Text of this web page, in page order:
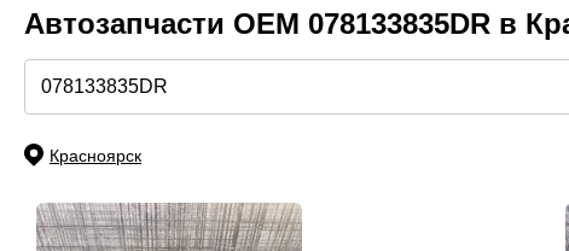
Автозапчасти ОЕМ 078133835DR в
Красноярск